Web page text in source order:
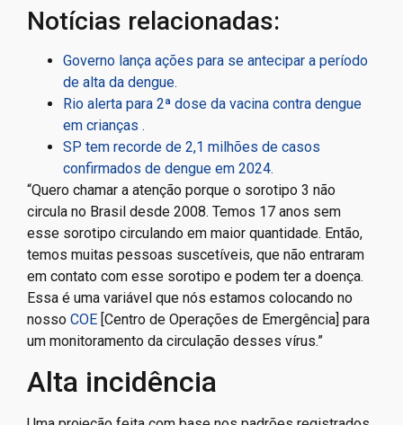
Notícias relacionadas:
Governo lança ações para se antecipar a período
de alta da dengue.
Rio alerta para 2ª dose da vacina contra dengue
em crianças .
SP tem recorde de 2,1 milhões de casos
confirmados de dengue em 2024.
“Quero chamar a atenção porque o sorotipo 3 não
circula no Brasil desde 2008. Temos 17 anos sem
esse sorotipo circulando em maior quantidade. Então,
temos muitas pessoas suscetíveis, que não entraram
em contato com esse sorotipo e podem ter a doença.
Essa é uma variável que nós estamos colocando no
nosso COE [Centro de Operações de Emergência] para
um monitoramento da circulação desses vírus.”
Alta incidência